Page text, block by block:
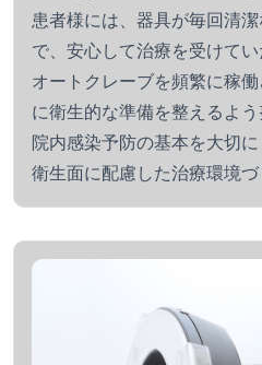
患者様には、器具が毎回清
で、安心して治療を受けてい
オートクレーブを頻繁に稼
に衛生的な準備を整えるよう
院内感染予防の基本を大切
衛生面に配慮した治療環境づ